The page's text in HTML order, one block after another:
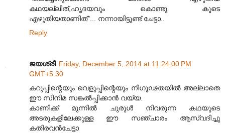
കഥയല്ലിത്,ഹൃദയവും കൊണ്ടു കൂടെ
എഴുതിയതാണിത്"... നന്നായിട്ടുണ്ട് ചേട്ടാ..
Reply
ജയശ്രീ Friday, December 5, 2014 at 11:24:00 PM
GMT+5:30
കറുപ്പിന്റെയും വെളുപ്പിന്റെയും നീഗൂഢതയിൽ അല്ലാതെ
ഈ സിനിമ സങ്കൽ‌പ്പിക്കാൻ വയ്യ.
കാണിക്ക് മുന്നിൽ ചുരുൾ നിവരുന്ന കഥയുടെ
അടരുകളിലേക്കുള്ള ഈ സഞ്ചാരം ആസ്വദിച്ചു
കതിരവൻ‌ചേട്ടാ